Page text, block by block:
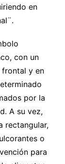
en
con un
frontal y en
por la
A su vez,
rectangular,
o
para